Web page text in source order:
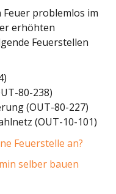
Feuer problemlos im
erhöhten
Feuerstellen
80-238)
(OUT-80-227)
(OUT-10-101)
Feuerstelle an?
selber bauen